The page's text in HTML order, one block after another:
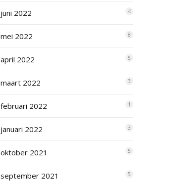
juni 2022 4
mei 2022 8
april 2022 5
maart 2022 3
februari 2022 1
januari 2022 3
oktober 2021 5
september 2021 5